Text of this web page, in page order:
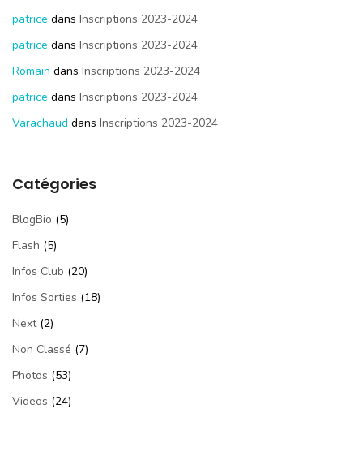
patrice dans Inscriptions 2023-2024
patrice dans Inscriptions 2023-2024
Romain dans Inscriptions 2023-2024
patrice dans Inscriptions 2023-2024
Varachaud dans Inscriptions 2023-2024
Catégories
BlogBio (5)
Flash (5)
Infos Club (20)
Infos Sorties (18)
Next(2)
Non Classé (7)
Photos (53)
Videos (24)